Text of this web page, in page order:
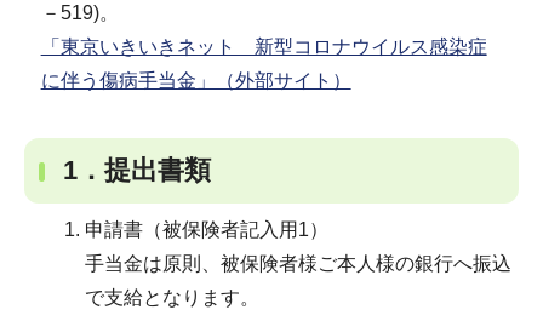
－519)。
「東京いきいきネット 新型コロナウイルス感染症
に伴う傷病手当金」（外部サイト）
1．提出書類
申請書（被保険者記入用1）
手当金は原則、被保険者様ご本人様の銀行へ振込
で支給となります。